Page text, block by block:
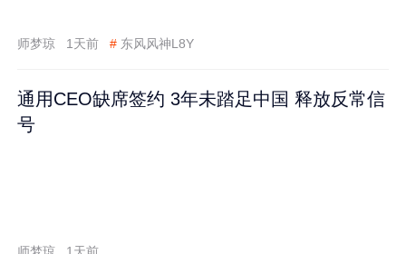
师梦琼 1天前 # 东风风神L8Y
通用CEO缺席签约 3年未踏足中国 释放反常信
号
师梦琼 1天前